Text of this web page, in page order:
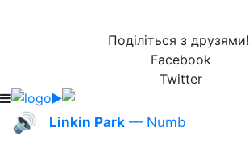
Поділіться з друзями!
Facebook
Twitter
🔊 Linkin Park — Numb